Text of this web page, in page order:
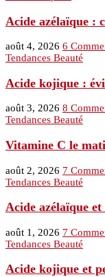
Acide azélaïque :
août 4, 2026 6
Tendances Beauté
Acide kojique :
août 3, 2026 8
Tendances Beauté
Vitamine C le
août 2, 2026 7
Tendances Beauté
Acide azélaïque
août 1, 2026 7
Tendances Beauté
Acide kojique et